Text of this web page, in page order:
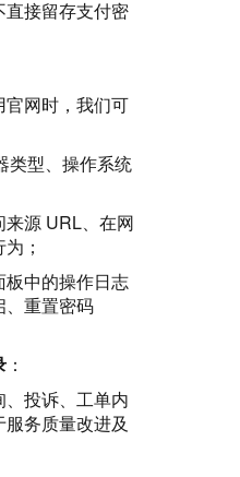
接留存支付密
官网时，我们可
类型、操作系统
源 URL、在网
；
中的操作日志
、重置密码
：
投诉、工单内
务质量改进及